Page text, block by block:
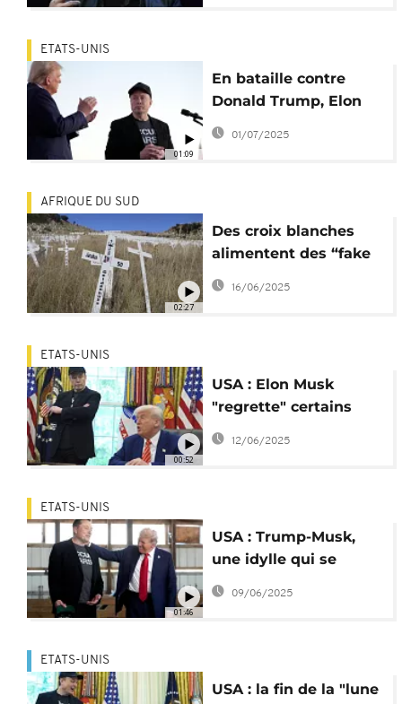
01:09
ETATS-UNIS
En bataille contre
Donald Trump, Elon
Musk veut lancer le
01/07/2025
02:27
AFRIQUE DU SUD
Des croix blanches
alimentent des “fake
news” sur la
16/06/2025
00:52
ETATS-UNIS
USA : Elon Musk
"regrette" certains
propos contre Donald
Trump
12/06/2025
01:46
ETATS-UNIS
USA : Trump-Musk,
une idylle qui se
termine en clash
09/06/2025
ETATS-UNIS
USA : la fin de la "lune